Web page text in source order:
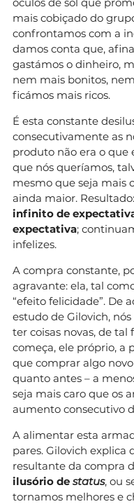
mais cobiçado do
confrontamos com a
damos conta que,
gastámos o dinheiro,
nem mais bonitos,
ficámos mais ricos.
É esta constante
consecutivamente as
produto não era o que
que nós queríamos,
mesmo que seja mais
ainda maior.
infinito de
expectativa;
infelizes.
A compra constante,
agravante: ela, tal
“efeito felicidade”. De
estudo de Gilovich,
ter coisas novas, de
começa, ele próprio, a
que comprar algo
quanto antes – a
seja mais caro que os
aumento consecutivo
A alimentar esta
pares. Gilovich
resultante da compra
ilusório de status, ou
tornamos melhores e